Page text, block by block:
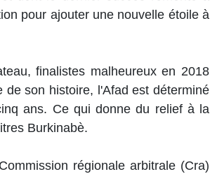
pour ajouter une nouvelle étoile à
finalistes malheureux en 2018
son histoire, l'Afad est déterminé
ans. Ce qui donne du relief à la
Burkinabè.
régionale arbitrale (Cra)